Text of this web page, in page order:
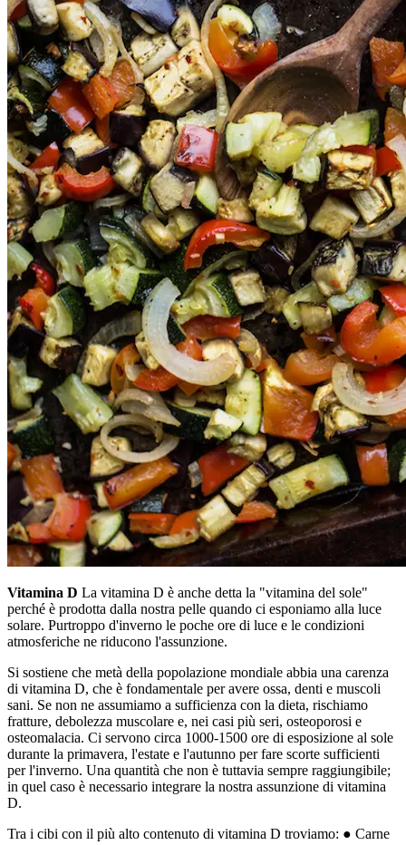
Vitamina D La vitamina D è anche detta la "vitamina del sole"
perché è prodotta dalla nostra pelle quando ci esponiamo alla luce
solare. Purtroppo d'inverno le poche ore di luce e le condizioni
atmosferiche ne riducono l'assunzione.
Si sostiene che metà della popolazione mondiale abbia una carenza
di vitamina D, che è fondamentale per avere ossa, denti e muscoli
sani. Se non ne assumiamo a sufficienza con la dieta, rischiamo
fratture, debolezza muscolare e, nei casi più seri, osteoporosi e
osteomalacia. Ci servono circa 1000-1500 ore di esposizione al sole
durante la primavera, l'estate e l'autunno per fare scorte sufficienti
per l'inverno. Una quantità che non è tuttavia sempre raggiungibile;
in quel caso è necessario integrare la nostra assunzione di vitamina
D.
Tra i cibi con il più alto contenuto di vitamina D troviamo: ● Carne